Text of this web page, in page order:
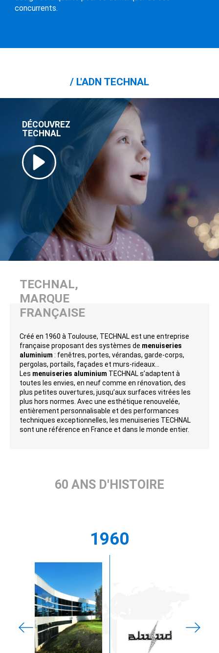
concurrents.
L'ADN TECHNAL
DÉCOUVREZ
TECHNAL
TECHNAL,
MARQUE
FRANÇAISE
Créé en 1960 à Toulouse, TECHNAL est une entreprise
française proposant des systèmes de menuiseries
aluminium : fenêtres, portes, vérandas, garde-corps,
pergolas, portails, façades et murs-rideaux...
Les menuiseries aluminium TECHNAL s’adaptent à
toutes les envies, en neuf comme en rénovation, des
plus petites ouvertures, jusqu’aux surfaces vitrées les
plus hors normes. Avec une esthétique renouvelée,
entièrement personnalisable et des performances
techniques exceptionnelles, les menuiseries TECHNAL
sont une référence en France et dans le monde entier.
60 ANS D'HISTOIRE
1960